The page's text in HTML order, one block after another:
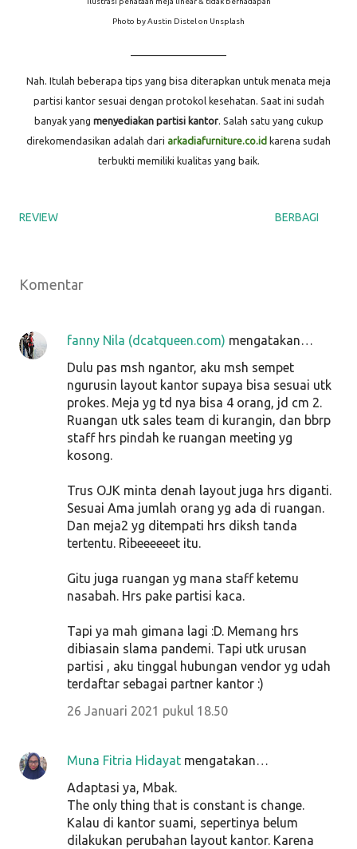
Photo by Austin Distel on Unsplash
Nah. Itulah beberapa tips yang bisa diterapkan untuk menata meja
partisi kantor sesuai dengan protokol kesehatan. Saat ini sudah
banyak yang menyediakan partisi kantor. Salah satu yang cukup
direkomendasikan adalah dari arkadiafurniture.co.id karena sudah
terbukti memiliki kualitas yang baik.
REVIEW BERBAGI
Komentar
fanny Nila (dcatqueen.com) mengatakan…
Dulu pas msh ngantor, aku msh sempet
ngurusin layout kantor supaya bisa sesuai utk
prokes. Meja yg td nya bisa 4 orang, jd cm 2.
Ruangan utk sales team di kurangin, dan bbrp
staff hrs pindah ke ruangan meeting yg
kosong.
Trus OJK minta denah layout juga hrs diganti.
Sesuai Ama jumlah orang yg ada di ruangan.
Dan meja2 yg ditempati hrs diksh tanda
tertentu. Ribeeeeeet itu.
Gitu juga ruangan yg mana staff ketemu
nasabah. Hrs pake partisi kaca.
Tapi ya mah gimana lagi :D. Memang hrs
dibiasain slama pandemi. Tapi utk urusan
partisi , aku tinggal hubungan vendor yg udah
terdaftar sebagai partner kantor :)
26 Januari 2021 pukul 18.50
Muna Fitria Hidayat mengatakan…
Adaptasi ya, Mbak.
The only thing that is constant is change.
Kalau di kantor suami, sepertinya belum
dilakukan perubahan layout kantor. Karena